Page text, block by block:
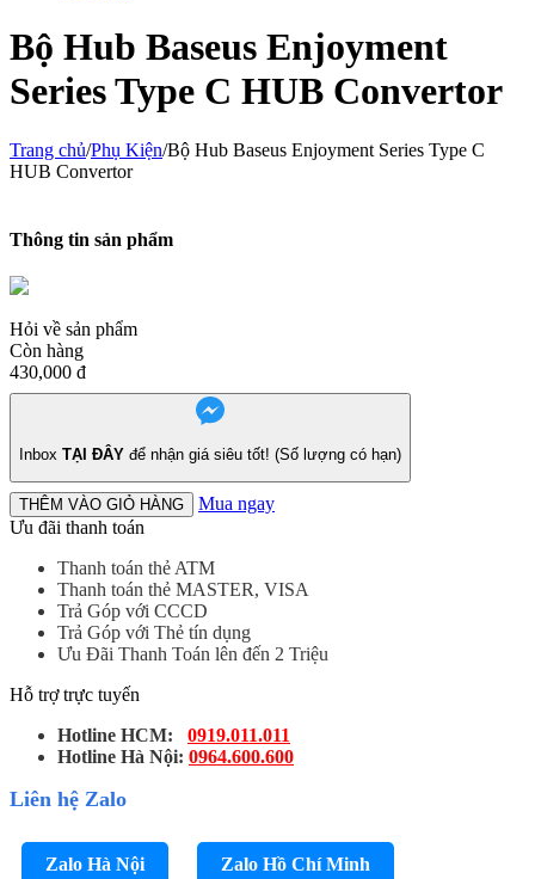
Bộ Hub Baseus Enjoyment
Series Type C HUB Convertor
Trang chủ/Phụ Kiện/Bộ Hub Baseus Enjoyment Series Type C
HUB Convertor
Thông tin sản phẩm
Hỏi về sản phẩm
Còn hàng
430,000 đ
Inbox TẠI ĐÂY để nhận giá siêu tốt! (Số lượng có hạn)
THÊM VÀO GIỎ HÀNG
Mua ngay
Ưu đãi thanh toán
Thanh toán thẻ ATM
Thanh toán thẻ MASTER, VISA
Trả Góp với CCCD
Trả Góp với Thẻ tín dụng
Ưu Đãi Thanh Toán lên đến 2 Triệu
Hỗ trợ trực tuyến
Hotline HCM: 0919.011.011
Hotline Hà Nội: 0964.600.600
Liên hệ Zalo
Zalo Hà Nội Zalo Hồ Chí Minh